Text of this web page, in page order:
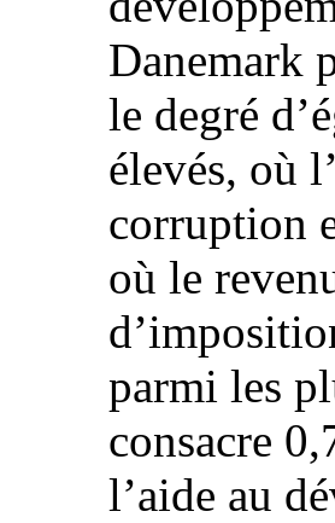
Danemark
le degré
élevés, où
corruption
où le
parmi les
consacre
l’aide au